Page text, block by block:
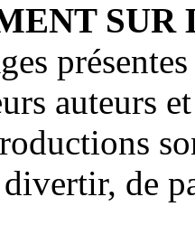
auteurs
de